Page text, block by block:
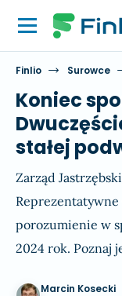
Finlio Surowce
Koniec
stałej
Zarząd
Reprezentatywne
porozumienie w
2024 rok. Poznaj
Marcin Kosecki